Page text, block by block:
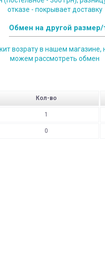
отказе - покрывает доставку
Обмен на другой размер/
возрату в нашем магазине,
можем рассмотреть обмен
Кол-во
1
0